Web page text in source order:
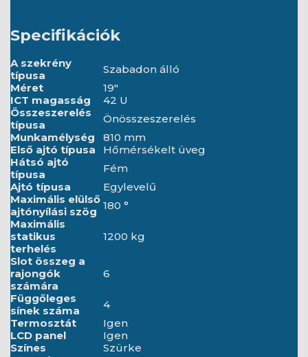
Specifikációk
A szekrény
típusa
Szabadon álló
Méret
19"
ICT magasság
42 U
Összeszerelés
típusa
Önösszeszerelés
Munkamélység
810 mm
Első ajtó típusa
Hőmérsékelt üveg
Hátsó ajtó
típusa
Fém
Ajtó típusa
Egylevelű
Maximális elülső
ajtónyílási szög 180 °
Maximális
statikus
terhelés
1200 kg
Slot összeg a
rajongók
számára
6
Függőleges
sínek száma
4
Termosztát
Igen
LCD panel
Igen
Színes
Szürke